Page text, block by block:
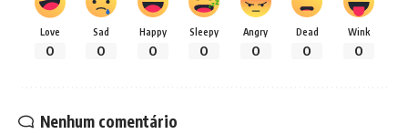
Love
0
Sad
0
Happy
0
Sleepy
0
Angry
0
Dead
0
Wink
0
Nenhum comentário